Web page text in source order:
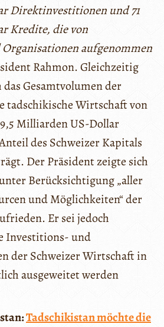
Direktinvestitionen und 71
Kredite, die von
aufgenommen
Rahmon. Gleichzeitig
das Gesamtvolumen der
tadschikische Wirtschaft von
Milliarden US-Dollar
des Schweizer Kapitals
Der Präsident zeigte sich
Berücksichtigung „aller
und Möglichkeiten“ der
Er sei jedoch
Investitions- und
der Schweizer Wirtschaft in
ausgeweitet werden
Tadschikistan möchte die